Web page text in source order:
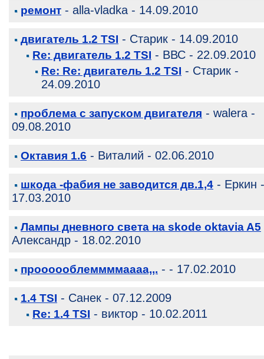
ремонт - alla-vladka - 14.09.2010
двигатель 1.2 TSI - Старик - 14.09.2010
Re: двигатель 1.2 TSI - ВВС - 22.09.2010
Re: Re: двигатель 1.2 TSI - Старик -
24.09.2010
проблема с запуском двигателя - walera -
09.08.2010
Октавия 1.6 - Виталий - 02.06.2010
шкода -фабия не заводится дв.1,4 - Еркин -
17.03.2010
Лампы дневного света на skode oktavia A5
Александр - 18.02.2010
проооооблеммммаааа,,. - - 17.02.2010
1.4 TSI - Санек - 07.12.2009
Re: 1.4 TSI - виктор - 10.02.2011